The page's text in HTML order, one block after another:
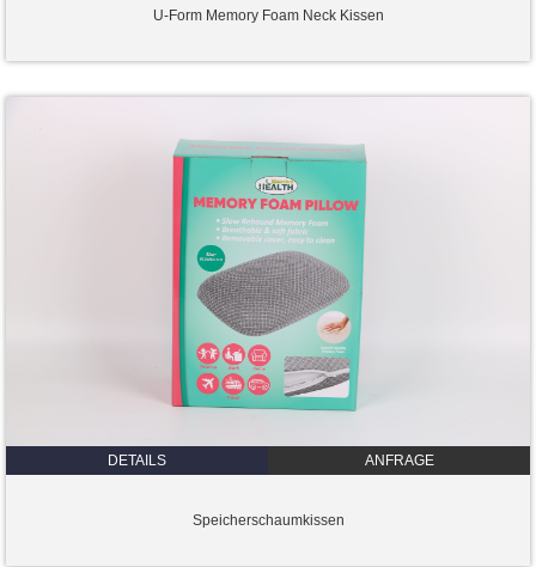
U-Form Memory Foam Neck Kissen
DETAILS ANFRAGE
Speicherschaumkissen